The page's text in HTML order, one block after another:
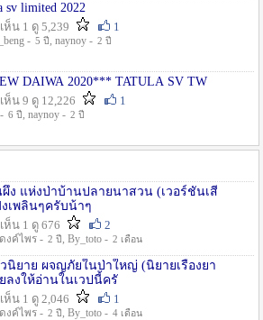
sv limited 2022
ห็น 1 ดู 5,239
1
- 5 ปี , naynoy - 2 ปี
***NEW DAIWA 2020*** TATULA SV TW
ห็น 9 ดู 12,226
1
6 ปี , naynoy - 2 ปี
ง แห่งป่าบ้านปลายนาสวน (เวอร์ชั่นเสี
เพลินๆครับน้าๆ
ห็น 1 ดู 676
2
งค์ไพร - 2 ปี , By_toto - 2 เดือน
นิยาย ผจญภัยในป่าใหญ่ (นิยายเรื่องยา
ลงให้อ่านในเวปนี้ครั
ห็น 1 ดู 2,046
1
งค์ไพร - 2 ปี , By_toto - 4 เดือน